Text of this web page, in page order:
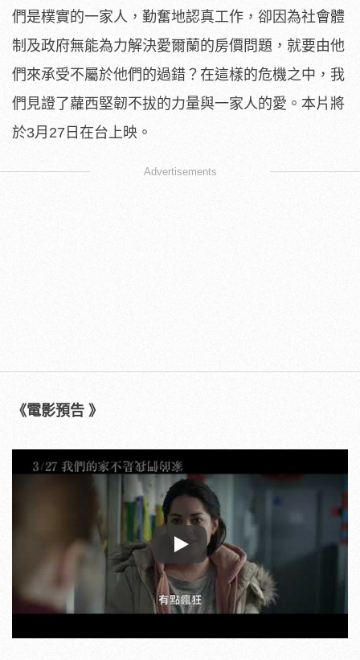
們是樸實的一家人，勤奮地認真工作， 卻因為社會體
制及政府無能為力解決愛爾蘭的房價問題， 就要由他
們來承受不屬於他們的過錯？在這樣的危機之中， 我
們見證了蘿西堅韌不拔的力量與一家人的愛。本片將
於3月27 日在台上映。
Advertisements
《電影預告 》
Play